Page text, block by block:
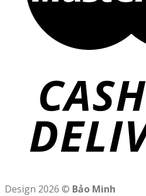
Design 2026 © Bảo Minh